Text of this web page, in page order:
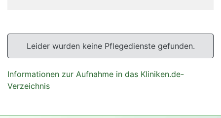
Leider wurden keine Pflegedienste gefunden.
Informationen zur Aufnahme in das Kliniken.de-
Verzeichnis